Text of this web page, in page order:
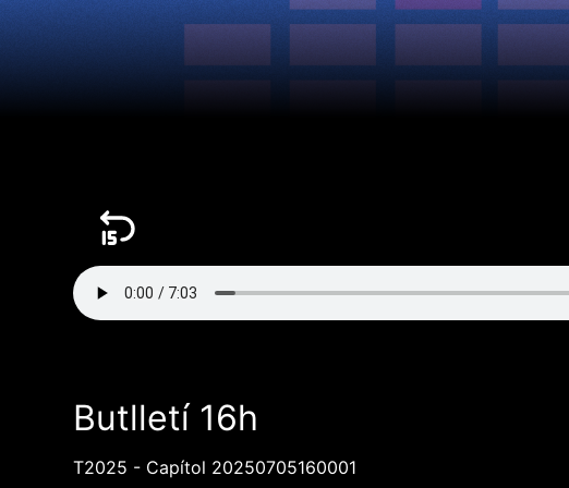
Butlletí 16h
T2025 - Capítol 20250705160001